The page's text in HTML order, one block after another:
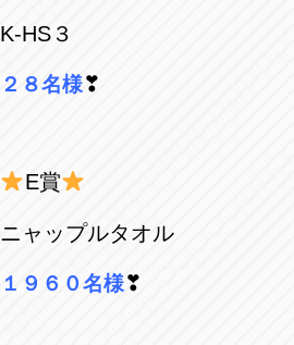
K-HS３
２８名様❣
E賞
ニャップルタオル
１９６０名様❣